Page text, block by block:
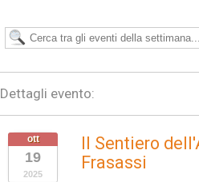
Dettagli evento:
ott
19
2025
Il Sentiero
Frasassi